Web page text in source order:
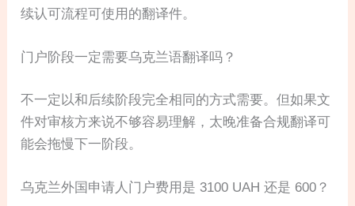
续认可流程可使用的翻译件。
门户阶段一定需要乌克兰语翻译吗？
不一定以和后续阶段完全相同的方式需要。但如果文
件对审核方来说不够容易理解，太晚准备合规翻译可
能会拖慢下一阶段。
乌克兰外国申请人门户费用是 3100 UAH 还是 600？